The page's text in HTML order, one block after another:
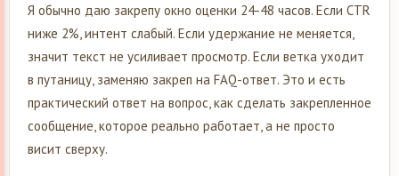
Я обычно даю закрепу окно оценки 24-48 часов. Если CTR
ниже 2%, интент слабый. Если удержание не меняется,
значит текст не усиливает просмотр. Если ветка уходит
в путаницу, заменяю закреп на FAQ-ответ. Это и есть
практический ответ на вопрос, как сделать закрепленное
сообщение, которое реально работает, а не просто
висит сверху.